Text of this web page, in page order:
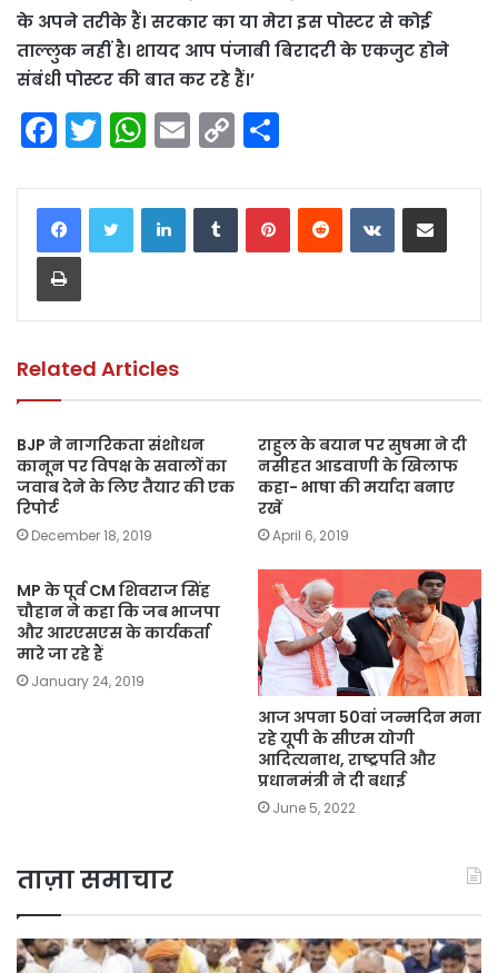
के अपने तरीके हैं। सरकार का या मेरा इस पोस्टर से कोई
ताल्लुक नहीं है। शायद आप पंजाबी बिरादरी के एकजुट होने
संबंधी पोस्टर की बात कर रहे हैं।’
F
c
e
b
o
k
T
itt
er
W
a
ts
p
E
ai
l
C
p
y
n
ar
e
LinkedInTumblrPinterestReddit VKontakteShare via Email
Print
Related Articles
BJP ने नागरिकता संशोधन
कानून पर विपक्ष के सवालों का
जवाब देने के लिए तैयार की एक
रिपोर्ट
December 18, 2019
राहुल के बयान पर सुषमा ने दी
नसीहत आडवाणी के खिलाफ
कहा- भाषा की मर्यादा बनाए
रखें
April 6, 2019
MP के पूर्व CM शिवराज सिंह
चौहान ने कहा कि जब भाजपा
और आरएसएस के कार्यकर्ता
मारे जा रहे हैं
January 24, 2019
आज अपना 50वां जन्मदिन मना
रहे यूपी के सीएम योगी
आदित्यनाथ, राष्ट्रपति और
प्रधानमंत्री ने दी बधाई
June 5, 2022
ताज़ा समाचार